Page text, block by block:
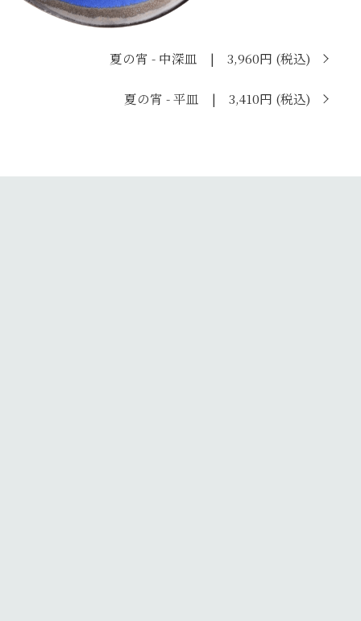
夏の宵 - 中深皿 | 3,960円 (税込)
夏の宵 - 平皿 | 3,410円 (税込)